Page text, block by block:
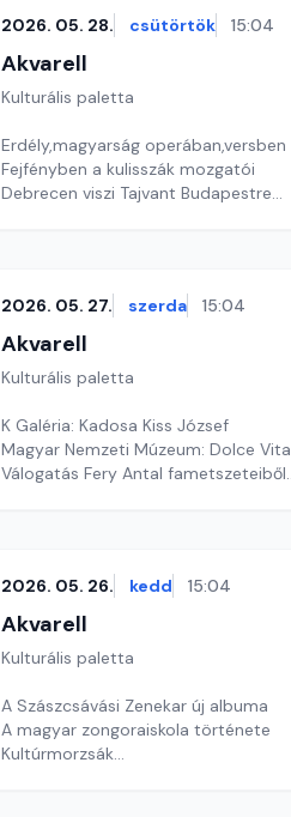
2026. 05. 28. csütörtök 15:04
Akvarell
Kulturális paletta
Erdély,magyarság operában,versben
Fejfényben a kulisszák mozgatói
Debrecen viszi Tajvant Budapestre
2026. 05. 27. szerda 15:04
Akvarell
Kulturális paletta
K Galéria: Kadosa Kiss József
Magyar Nemzeti Múzeum: Dolce Vita
Válogatás Fery Antal fametszeteiből
2026. 05. 26. kedd 15:04
Akvarell
Kulturális paletta
A Szászcsávási Zenekar új albuma
A magyar zongoraiskola története
Kultúrmorzsák